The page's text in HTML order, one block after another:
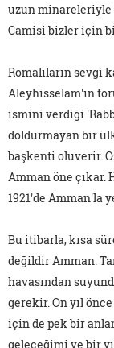
uzun minareleriyle
Camisi bizler için
Romalıların sevgi
Aleyhisselam'ın
ismini verdiği
doldurmayan bir
başkenti oluverir.
Amman öne
1921'de Amman'la
Bu itibarla, kısa
değildir Amman.
havasından
gerekir. On yıl
için de pek bir
geleceğimi ve bir